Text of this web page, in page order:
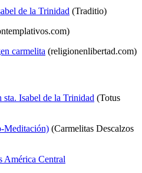
de la Trinidad (Traditio)
carmelita (religionenlibertad.com)
Isabel de la Trinidad (Totus
Meditación) (Carmelitas Descalzos
América Central